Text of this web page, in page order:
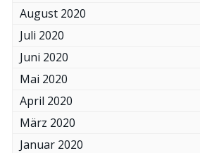
August 2020
Juli 2020
Juni 2020
Mai 2020
April 2020
März 2020
Januar 2020